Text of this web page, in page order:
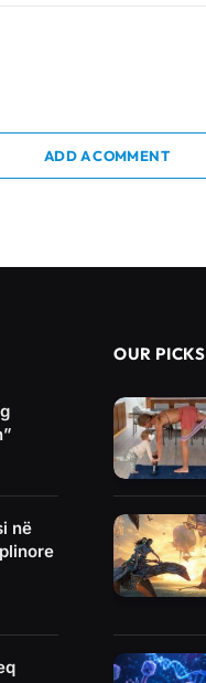
ADD A COMMENT
në
OUR PICKS